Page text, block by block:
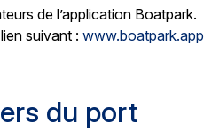
de l’application Boatpark.
suivant : www.boatpark.app
du port